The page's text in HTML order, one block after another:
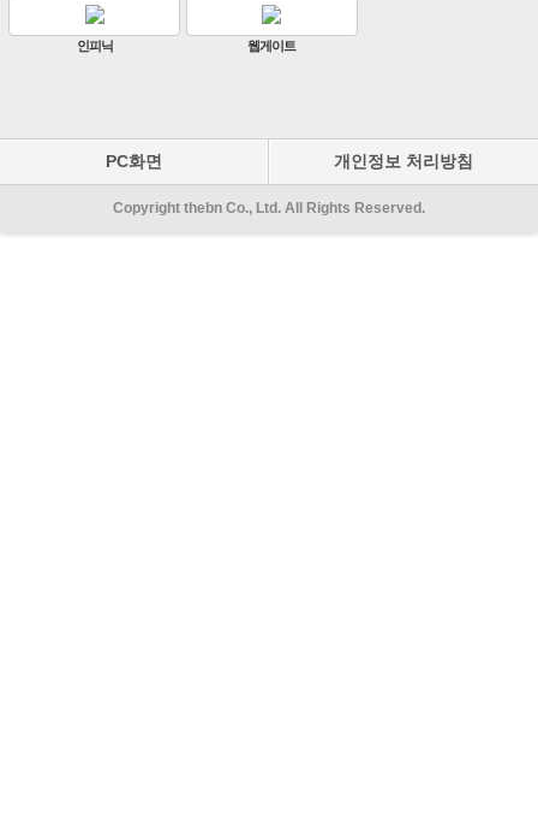
인피닉 웹게이트
PC화면 개인정보 처리방침
Copyright thebn Co., Ltd. All Rights Reserved.